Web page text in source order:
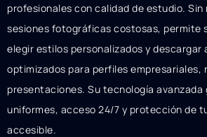
profesionales con calidad de estudio. Sin
sesiones fotográficas costosas, permite
elegir estilos personalizados y
optimizados para perfiles empresariales,
presentaciones. Su tecnología
uniformes, acceso 24/7 y protección de
accesible.